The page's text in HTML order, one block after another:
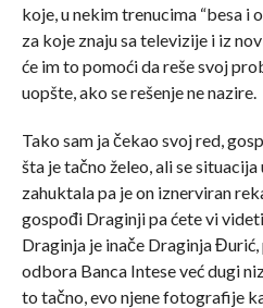
koje, u nekim trenucima “besa i
za koje znaju sa televizije i iz
će im to pomoći da reše svoj
uopšte, ako se rešenje ne nazire.
Tako sam ja čekao svoj red,
šta je tačno želeo, ali se
zahuktala pa je on iznerviran
gospođi Draginji pa ćete vi
Draginja je inače Draginja
odbora Banca Intese već dugi
to tačno, evo njene fotografije